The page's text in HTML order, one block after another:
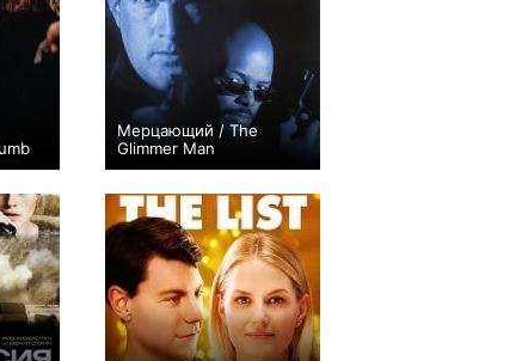
Мерцающий / The
Glimmer Man
+4